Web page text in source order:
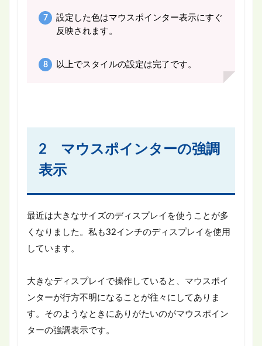
設定した色はマウスポインター表示にすぐ
反映されます。
以上でスタイルの設定は完了です。
2 マウスポインターの強調
表示
最近は大きなサイズのディスプレイを使うことが多
くなりました。私も32インチのディスプレイを使用
しています。
大きなディスプレイで操作していると、マウスポイ
ンターが行方不明になることが往々にしてありま
す。そのようなときにありがたいのがマウスポイン
ターの強調表示です。